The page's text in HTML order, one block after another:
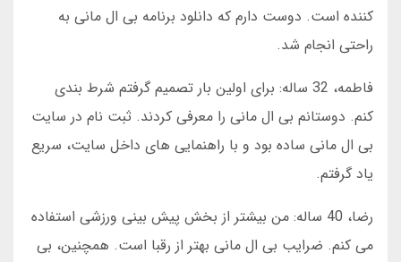
کننده است. دوست دارم که دانلود برنامه بی ال مانی به
راحتی انجام شد.
فاطمه، 32 ساله: برای اولین بار تصمیم گرفتم شرط بندی
کنم. دوستانم بی ال مانی را معرفی کردند. ثبت نام در سایت
بی ال مانی ساده بود و با راهنمایی های داخل سایت، سریع
یاد گرفتم.
رضا، 40 ساله: من بیشتر از بخش پیش بینی ورزشی استفاده
می کنم. ضرایب بی ال مانی بهتر از رقبا است. همچنین، بی